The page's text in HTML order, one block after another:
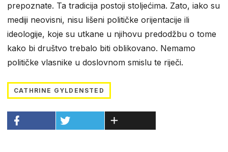
prepoznate. Ta tradicija postoji stoljećima. Zato, iako su
mediji neovisni, nisu lišeni političke orijentacije ili
ideologije, koje su utkane u njihovu predodžbu o tome
kako bi društvo trebalo biti oblikovano. Nemamo
političke vlasnike u doslovnom smislu te riječi.
CATHRINE GYLDENSTED